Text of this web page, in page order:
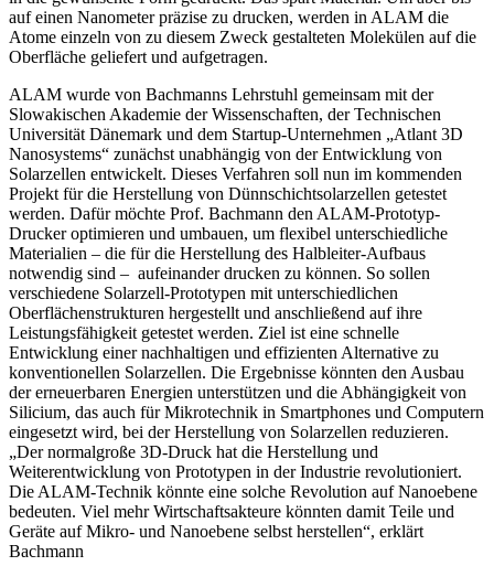
auf einen Nanometer präzise zu drucken, werden in ALAM die
Atome einzeln von zu diesem Zweck gestalteten Molekülen auf die
Oberfläche geliefert und aufgetragen.
ALAM wurde von Bachmanns Lehrstuhl gemeinsam mit der
Slowakischen Akademie der Wissenschaften, der Technischen
Universität Dänemark und dem Startup-Unternehmen „Atlant 3D
Nanosystems“ zunächst unabhängig von der Entwicklung von
Solarzellen entwickelt. Dieses Verfahren soll nun im kommenden
Projekt für die Herstellung von Dünnschichtsolarzellen getestet
werden. Dafür möchte Prof. Bachmann den ALAM-Prototyp-
Drucker optimieren und umbauen, um flexibel unterschiedliche
Materialien – die für die Herstellung des Halbleiter-Aufbaus
notwendig sind – aufeinander drucken zu können. So sollen
verschiedene Solarzell-Prototypen mit unterschiedlichen
Oberflächenstrukturen hergestellt und anschließend auf ihre
Leistungsfähigkeit getestet werden. Ziel ist eine schnelle
Entwicklung einer nachhaltigen und effizienten Alternative zu
konventionellen Solarzellen. Die Ergebnisse könnten den Ausbau
der erneuerbaren Energien unterstützen und die Abhängigkeit von
Silicium, das auch für Mikrotechnik in Smartphones und Computern
eingesetzt wird, bei der Herstellung von Solarzellen reduzieren.
„Der normalgroße 3D-Druck hat die Herstellung und
Weiterentwicklung von Prototypen in der Industrie revolutioniert.
Die ALAM-Technik könnte eine solche Revolution auf Nanoebene
bedeuten. Viel mehr Wirtschaftsakteure könnten damit Teile und
Geräte auf Mikro- und Nanoebene selbst herstellen“, erklärt
Bachmann